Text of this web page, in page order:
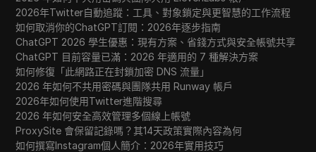
2026年Twitter自動追蹤：工具、對象鎖定與更智慧的工作流程
如何取消你的ChatGPT訂閱：2026年逐步指南
ChatGPT 2026 學生優惠：現有方案、省錢方式與安全帳號共享
ChatGPT 目前容量已滿：2026 年適用的 7 種解決方案
如何修復「此網路正在封鎖加密 DNS 流量」
2026 年如何不共用密碼與團隊共用 Runway 帳戶
2026年如何使用Twitter進階搜尋
2026 年如何安全高效管理多個線上帳號
ProxySite 會保留記錄嗎？其14天政策實際內容為何
如何撰寫Instagram個人簡介：2026年實用技巧